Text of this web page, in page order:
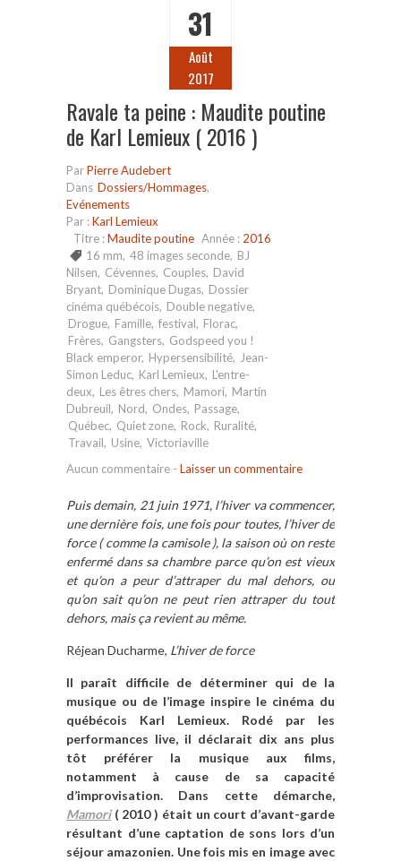
31
Août
2017
Ravale ta peine : Maudite poutine
de Karl Lemieux ( 2016 )
ParPierre Audebert
Dans Dossiers/Hommages,
Evénements
Par :Karl Lemieux
Titre :Maudite poutine Année : 2016
16 mm, 48 images seconde, BJ
Nilsen, Cévennes, Couples, David
Bryant, Dominique Dugas, Dossier
cinéma québécois, Double negative,
Drogue, Famille, festival, Florac,
Frères, Gangsters, Godspeed you !
Black emperor, Hypersensibilité, Jean-
Simon Leduc, Karl Lemieux, L'entre-
deux, Les êtres chers, Mamori, Martin
Dubreuil, Nord, Ondes, Passage,
Québec, Quiet zone, Rock, Ruralité,
Travail, Usine, Victoriaville
Aucun commentaire - Laisser un commentaire
Puis demain, 21 juin 1971, l’hiver va commencer,
une dernière fois, une fois pour toutes, l’hiver de
force ( comme la camisole ), la saison où on reste
enfermé dans sa chambre parce qu’on est vieux
et qu’on a peur d’attraper du mal dehors, ou
qu’on sait qu’on ne peut rien attraper du tout
dehors, mais ça revient au même.
Réjean Ducharme, L’hiver de force
Il paraît difficile de déterminer qui de la
musique ou de l’image inspire le cinéma du
québécois Karl Lemieux. Rodé par les
performances live, il déclarait dix ans plus
tôt préférer la musique aux films,
notamment à cause de sa capacité
d’improvisation. Dans cette démarche,
Mamori( 2010 ) était un court d’avant-garde
résultant d’une captation de sons lors d’un
séjour amazonien. Une fois mis en image avec